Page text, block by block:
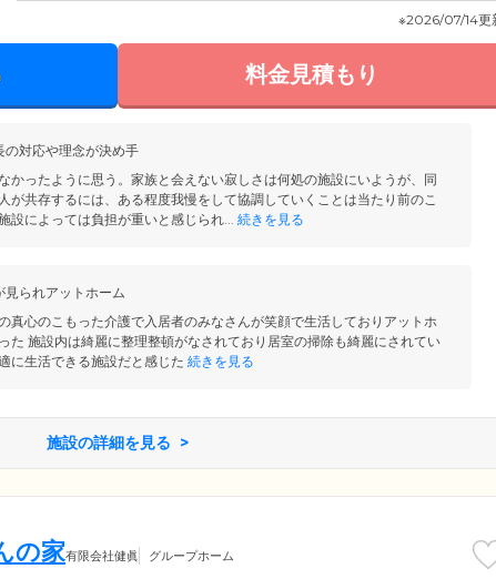
※2026/07/14更
料金見積もり
の対応や理念が決め手
かったように思う。家族と会えない寂しさは何処の施設にいようが、同
が共存するには、ある程度我慢をして協調していくことは当たり前のこ
設によっては負担が重いと感じられ...
続きを見る
見られアットホーム
真心のこもった介護で入居者のみなさんが笑顔で生活しておりアットホ
た 施設内は綺麗に整理整頓がなされており居室の掃除も綺麗にされてい
に生活できる施設だと感じた 続きを見る
施設の詳細を見る
の家有限会社健眞 グループホーム